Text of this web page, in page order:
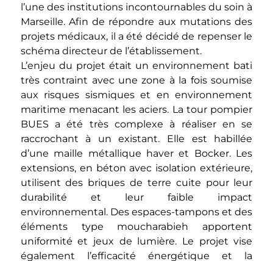
l’une des institutions incontournables du soin à
Marseille. Afin de répondre aux mutations des
projets médicaux, il a été décidé de repenser le
schéma directeur de l’établissement.
L’enjeu du projet était un environnement bati
très contraint avec une zone à la fois soumise
aux risques sismiques et en environnement
maritime menacant les aciers. La tour pompier
BUES a été très complexe à réaliser en se
raccrochant à un existant. Elle est habillée
d’une maille métallique haver et Bocker. Les
extensions, en béton avec isolation extérieure,
utilisent des briques de terre cuite pour leur
durabilité et leur faible impact
environnemental. Des espaces-tampons et des
éléments type moucharabieh apportent
uniformité et jeux de lumière. Le projet vise
également l’efficacité énergétique et la